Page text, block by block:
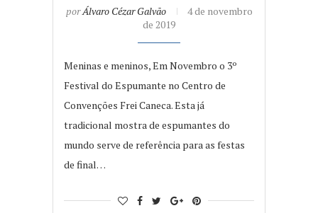
porÁlvaro Cézar Galvão
4 de novembro
de 2019
Meninas e meninos, Em Novembro o 3º
Festival do Espumante no Centro de
Convenções Frei Caneca. Esta já
tradicional mostra de espumantes do
mundo serve de referência para as festas
de final…